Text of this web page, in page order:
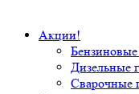
Акции!
Дизельные
Сварочные